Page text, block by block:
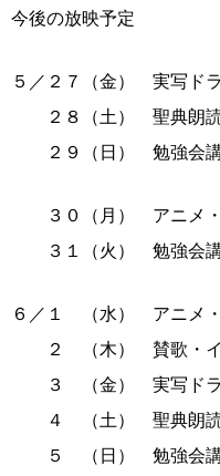
今後の放映予定
５／２７（金） 実写ド
２８（土） 聖典朗
２９（日） 勉強会
３０（月） アニメ・
３１（火） 勉強会
６／１ （水） アニメ
２ （木） 賛歌・イ
３ （金） 実写ドラ
４ （土） 聖典朗
５ （日） 勉強会